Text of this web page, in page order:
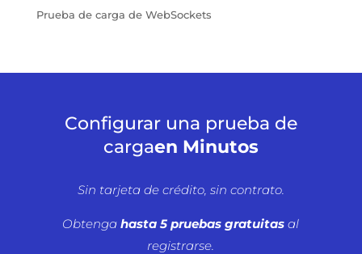
Prueba de carga de WebSockets
Configurar una prueba de
cargaen Minutos
Sin tarjeta de crédito, sin contrato.
Obtengahasta 5 pruebas gratuitas al
registrarse.